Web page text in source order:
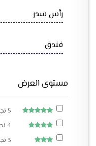
رأس سدر
فندق
مستوى العرض
5 نجوم
4 نجوم
3 نجوم